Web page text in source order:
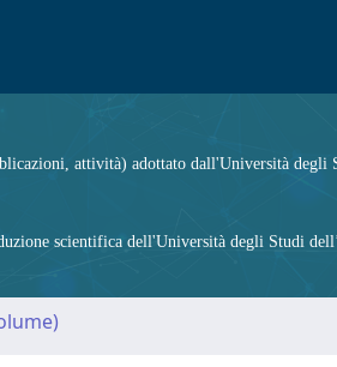
attività) adottato dall'Università degli
scientifica dell'Università degli Studi